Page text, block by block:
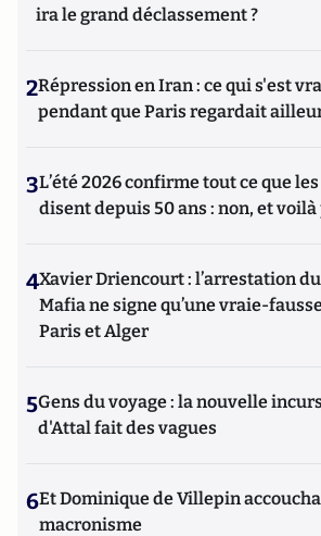
ira le grand déclassement ?
2Répression en Iran : ce qui s'est
pendant que Paris regardait
3L’été 2026 confirme tout ce que
disent depuis 50 ans : non, et
4Xavier Driencourt : l’arrestation
Mafia ne signe qu’une vraie-
Paris et Alger
5Gens du voyage : la nouvelle
d'Attal fait des vagues
6Et Dominique de Villepin
macronisme